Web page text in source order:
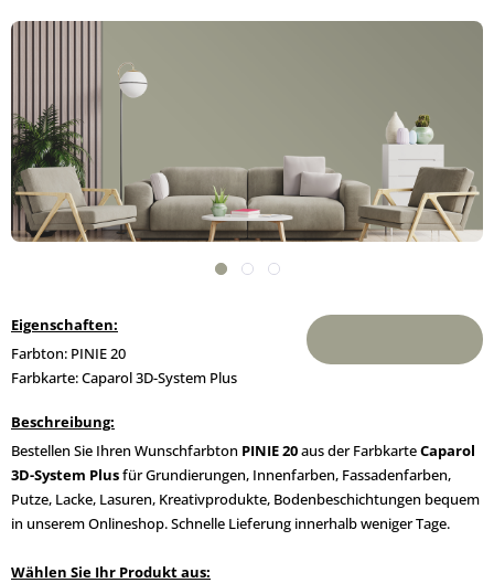
Eigenschaften:
Farbton: PINIE 20
Farbkarte: Caparol 3D-System Plus
Beschreibung:
Bestellen Sie Ihren Wunschfarbton PINIE 20aus der FarbkarteCaparol
3D-System Plusfür Grundierungen, Innenfarben, Fassadenfarben,
Putze, Lacke, Lasuren, Kreativprodukte, Bodenbeschichtungen bequem
in unserem Onlineshop. Schnelle Lieferung innerhalb weniger Tage.
Wählen Sie Ihr Produkt aus: